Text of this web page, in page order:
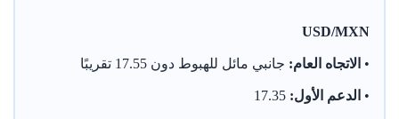
USD/MXN
• الاتجاه العام: جانبي مائل للهبوط دون 17.55 تقريبًا
• الدعم الأول: